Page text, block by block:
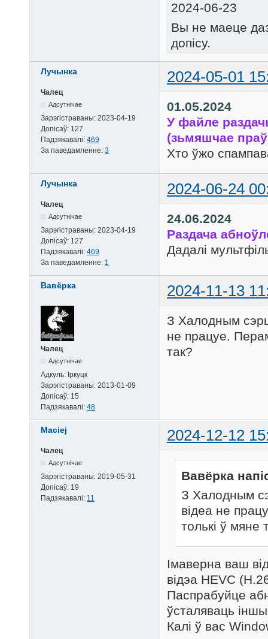
2024-06-23
Вы не маеце
допісу.
Лучынка 2024-05-01
Чалец
Адсутнічае
Зарэгістраваны: 2023-04-19
Допісаў: 127
Падзякавалі: 469
За паведамленне: 3
01.05.2024
У файле
(зьмяшчае
Хто ўжо
Лучынка 2024-06-24
Чалец
Адсутнічае
Зарэгістраваны: 2023-04-19
Допісаў: 127
Падзякавалі: 469
За паведамленне: 1
24.06.2024
Раздача
Дадалі
Вавёрка 2024-11-13
Чалец
Адсутнічае
Адкуль: Іркуцк
Зарэгістраваны: 2013-01-09
Допісаў: 15
Падзякавалі: 48
З Халодным
не працуе.
так?
Maciej 2024-12-12
Чалец
Адсутнічае
Зарэгістраваны: 2019-05-31
Допісаў: 19
Падзякавалі: 11
Вавёрка
З Халодным
відеа не
толькі ў мяне
Імаверна ваш
відэа HEVC
Паспрабуйце
ўсталяваць
Калі ў вас